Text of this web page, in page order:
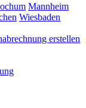
Mannheim
Wiesbaden
erstellen